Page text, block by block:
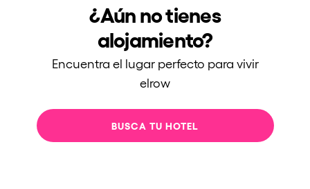
¿Aún no tienes
alojamiento?
Encuentra el lugar perfecto para vivir
elrow
BUSCA TU HOTEL